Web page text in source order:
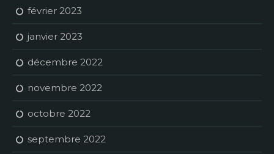
février 2023
janvier 2023
décembre 2022
novembre 2022
octobre 2022
septembre 2022